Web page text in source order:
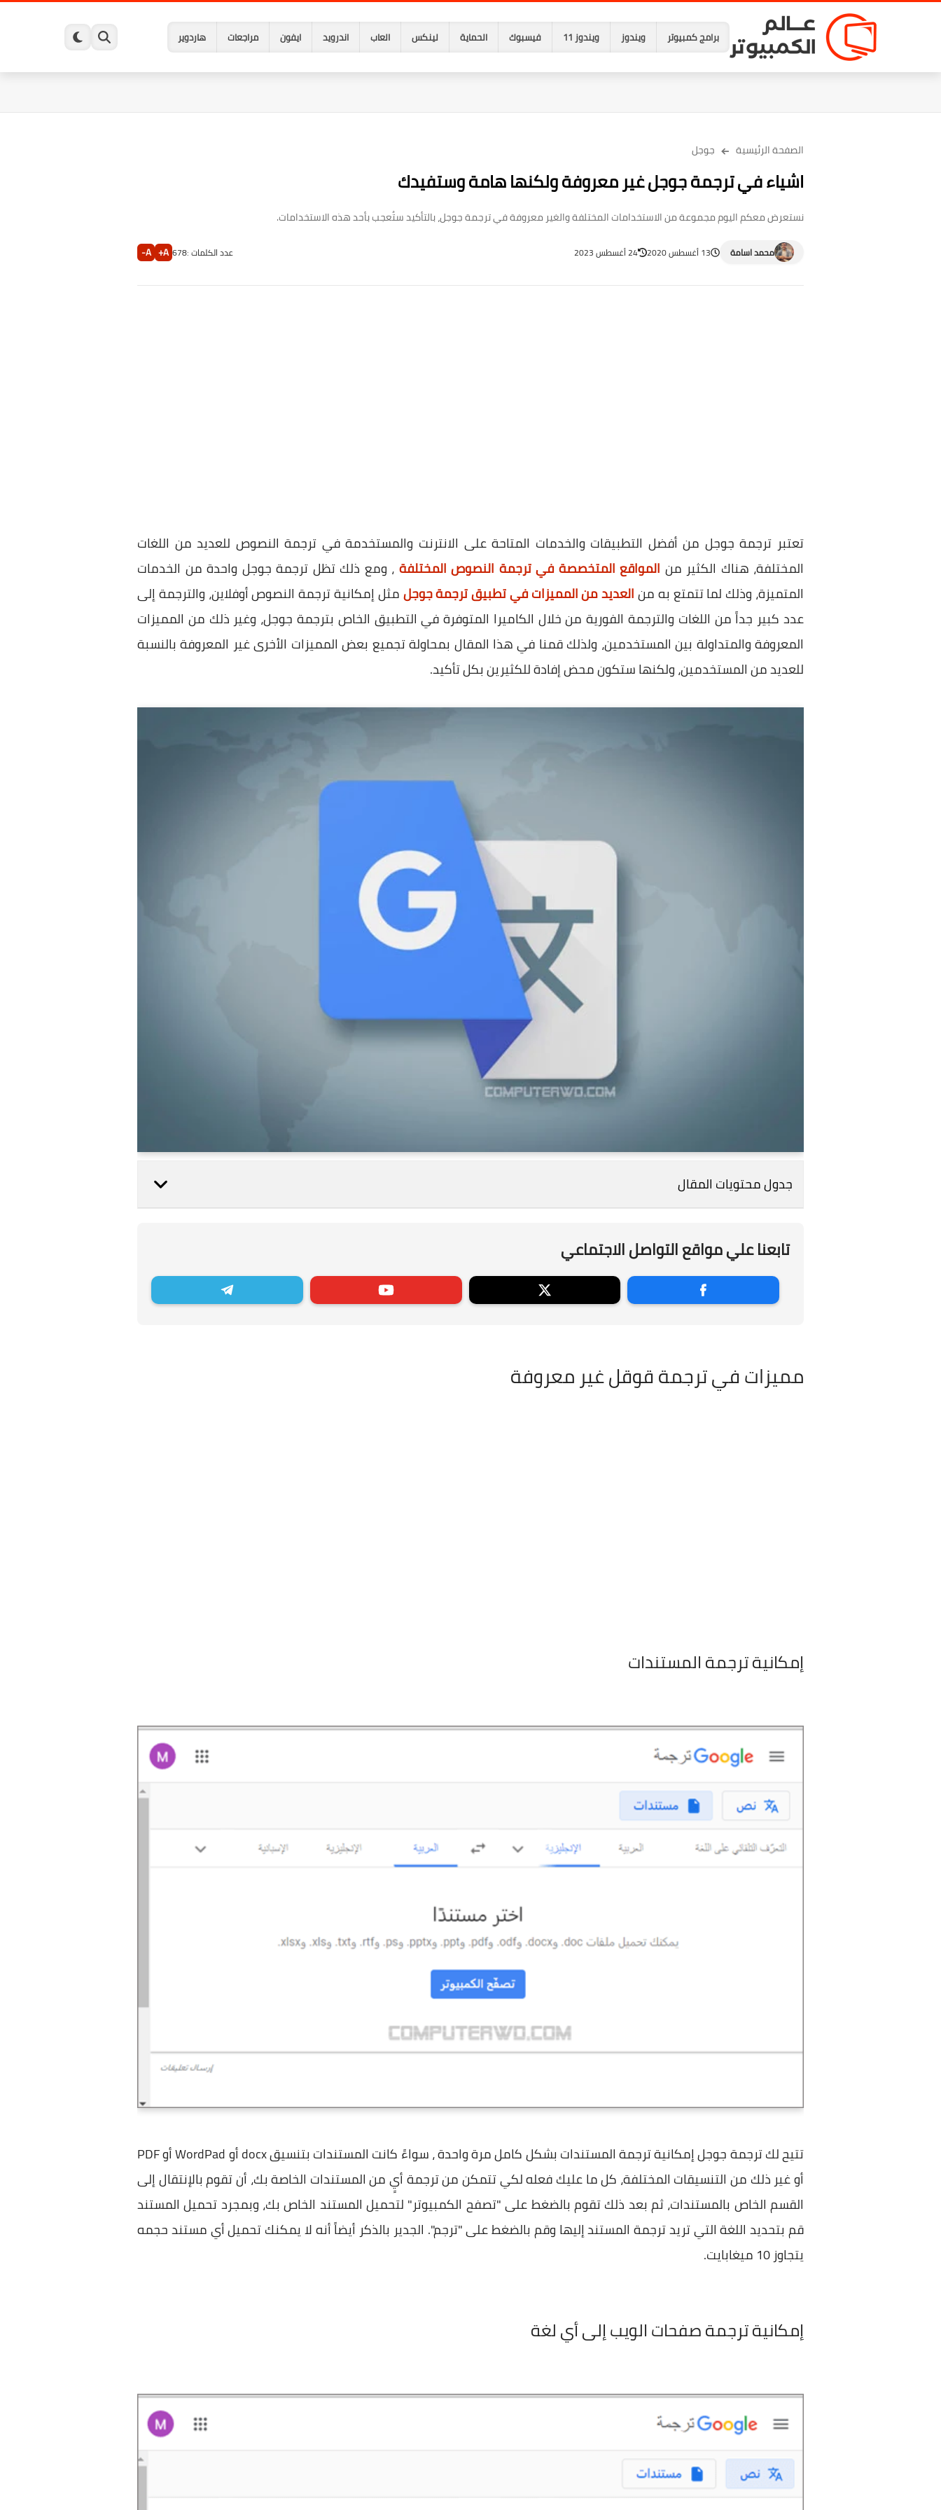
برامج كمبيوتر ويندوز ويندوز 11 فيسبوك الحماية لينكس العاب اندرويد ايفون مراجعات هاردوير
الصفحة الرئيسية جوجل
اشياء في ترجمة جوجل غير معروفة ولكنها هامة وستفيدك
نستعرض معكم اليوم مجموعة من الاستخدامات المختلفة والغير معروفة في ترجمة جوجل، بالتأكيد ستُعجب بأحد هذه الاستخدامات.
محمد اسامة 13 أغسطس 2020 24 أغسطس 2023 عدد الكلمات :678
A+
A-
تعتبر ترجمة جوجل من أفضل التطبيقات والخدمات المتاحة على الانترنت والمستخدمة في ترجمة النصوص للعديد من اللغات
المختلفة، هناك الكثير من المواقع المتخصصة في ترجمة النصوص المختلفة ، ومع ذلك تظل ترجمة جوجل واحدة من الخدمات
المتميزة، وذلك لما تتمتع به منالعديد من المميزات في تطبيق ترجمة جوجلمثل إمكانية ترجمة النصوص أوفلاين، والترجمة إلى
عدد كبير جداً من اللغات والترجمة الفورية من خلال الكاميرا المتوفرة في التطبيق الخاص بترجمة جوجل، وغير ذلك من المميزات
المعروفة والمتداولة بين المستخدمين، ولذلك قمنا في هذا المقال بمحاولة تجميع بعض المميزات الأخرى غير المعروفة بالنسبة
للعديد من المستخدمين، ولكنها ستكون محض إفادة للكثيرين بكل تأكيد.
جدول محتويات المقال
تابعنا علي مواقع التواصل الاجتماعي
مميزات في ترجمة قوقل غير معروفة
إمكانية ترجمة المستندات
تتيح لك ترجمة جوجل إمكانية ترجمة المستندات بشكل كامل مرة واحدة ، سواءً كانت المستندات بتنسيق docx أو WordPad أو PDF
أو غير ذلك من التنسيقات المختلفة، كل ما عليك فعله لكي تتمكن من ترجمة أيٍ من المستندات الخاصة بك، أن تقوم بالإنتقال إلى
القسم الخاص بالمستندات، ثم بعد ذلك تقوم بالضغط على "تصفح الكمبيوتر" لتحميل المستند الخاص بك، وبمجرد تحميل المستند
قم بتحديد اللغة التي تريد ترجمة المستند إليها وقم بالضغط على "ترجم". الجدير بالذكر أيضاً أنه لا يمكنك تحميل أي مستند حجمه
يتجاوز 10 ميغابايت.
إمكانية ترجمة صفحات الويب إلى أي لغة